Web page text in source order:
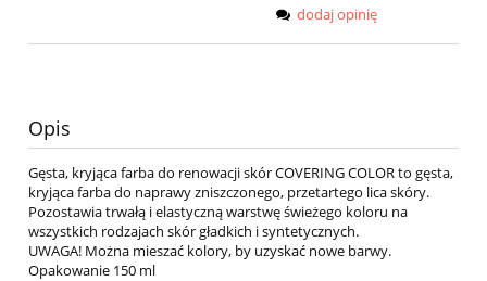
dodaj opinię
Opis
Gęsta, kryjąca farba do renowacji skór COVERING COLOR to gęsta,
kryjąca farba do naprawy zniszczonego, przetartego lica skóry.
Pozostawia trwałą i elastyczną warstwę świeżego koloru na
wszystkich rodzajach skór gładkich i syntetycznych.
UWAGA! Można mieszać kolory, by uzyskać nowe barwy.
Opakowanie 150 ml